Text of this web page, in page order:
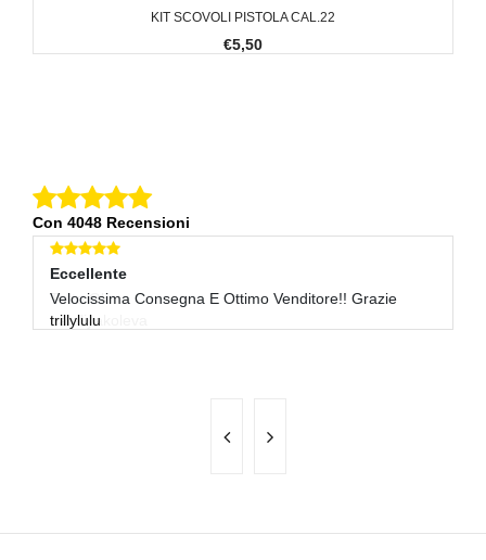
KIT SCOVOLI PISTOLA CAL.22
€5,50
Con 4048 Recensioni
Eccellente
Velocissima Consegna E Ottimo Venditore!! Grazie
trillylulu